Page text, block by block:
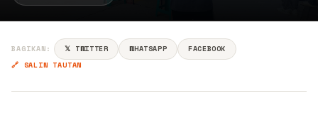
BAGIKAN: 𝕏 TWITTER WHATSAPP
FACEBOOK
🔗 SALIN TAUTAN